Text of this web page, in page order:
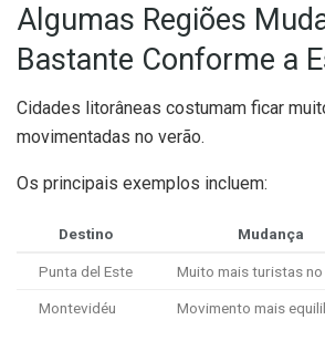
Algumas Regiões
Bastante Conforme a
Cidades litorâneas costumam ficar
movimentadas no verão.
Os principais exemplos incluem:
Destino Mudança
Punta del Este Muito mais turistas no
Montevidéu Movimento mais